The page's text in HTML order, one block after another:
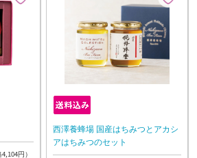
円）
西澤養蜂場 国産はちみつとアカシ
アはちみつのセット